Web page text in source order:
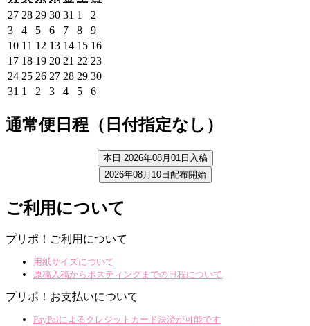
曜
日
曜
日
曜
日
曜
日
曜
日
曜
日
277
月
27,
287
月
28,
297
月
29,
307
月
30,
31 7
月
31,
1
月
1,
2
月
2,
38
月
3,
48
月
4,
58
月
5,
68
月
6,
78
月
7,
88
月
8,
98
月
9,
108
月
10,
11 8
月
11,
12 8
月
12,
138
月
13,
148
月
14,
158
月
15,
168
16,
178
月
17,
188
月
18,
198
月
19,
208
月
20,
21 8
月
21,
22 8
月
22,
238
月
248
月
2026
258
月
2026
268
月
2026
278
月
2026
288
月
2026
298
月
2026
308
2026
31 8
31,
2026
1
1,
2026
2
2,
2026
39
3,
2026
49
4,
2026
59
5,
2026
69
6,
2026
通常便日程（日付指定なし）
本日 2026年08月01日入稿
2026年08月10日配布開始
ご利用について
プリポ！ご利用について
用紙サイズについて
原稿入稿からポスティングまでの日程について
プリポ！お支払いについて
PayPalによるクレジットカード決済が可能です